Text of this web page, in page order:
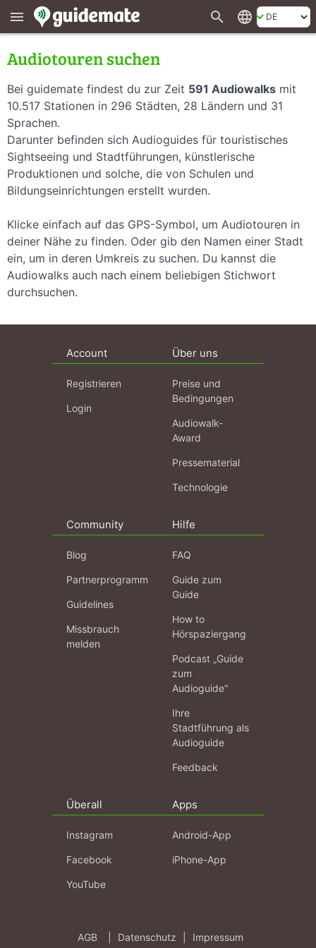
menu search language
Audiotouren suchen
Bei guidemate findest du zur Zeit 591 Audiowalks mit
10.517 Stationen in 296 Städten, 28 Ländern und 31
Sprachen.
Darunter befinden sich Audioguides für touristisches
Sightseeing und Stadtführungen, künstlerische
Produktionen und solche, die von Schulen und
Bildungseinrichtungen erstellt wurden.
Klicke einfach auf das GPS-Symbol, um Audiotouren in
deiner Nähe zu finden. Oder gib den Namen einer Stadt
ein, um in deren Umkreis zu suchen. Du kannst die
Audiowalks auch nach einem beliebigen Stichwort
durchsuchen.
Account
Registrieren
Login
Über uns
Preise und
Bedingungen
Audiowalk-
Award
Pressematerial
Technologie
Community
Blog
Partnerprogramm
Guidelines
Missbrauch
melden
Hilfe
FAQ
Guide zum
Guide
How to
Hörspaziergang
Podcast „Guide
zum
Audioguide“
Ihre
Stadtführung als
Audioguide
Feedback
Überall
Instagram
Facebook
YouTube
Apps
Android-App
iPhone-App
AGB Datenschutz Impressum